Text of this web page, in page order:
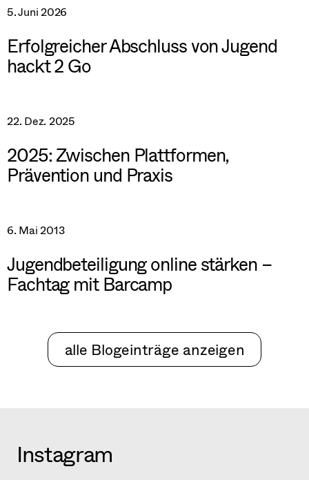
5. Juni 2026
Erfolgreicher Abschluss von Jugend
hackt 2 Go
22. Dez. 2025
2025: Zwischen Plattformen,
Prävention und Praxis
6. Mai 2013
Jugendbeteiligung online stärken –
Fachtag mit Barcamp
alle Blogeinträge anzeigen
Instagram